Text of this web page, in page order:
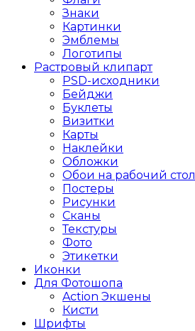
Знаки
Картинки
Эмблемы
Логотипы
Растровый клипарт
PSD-исходники
Бейджи
Буклеты
Визитки
Карты
Наклейки
Обложки
Обои на рабочий стол
Постеры
Рисунки
Сканы
Текстуры
Фото
Этикетки
Иконки
Для Фотошопа
Action Экшены
Кисти
Шрифты